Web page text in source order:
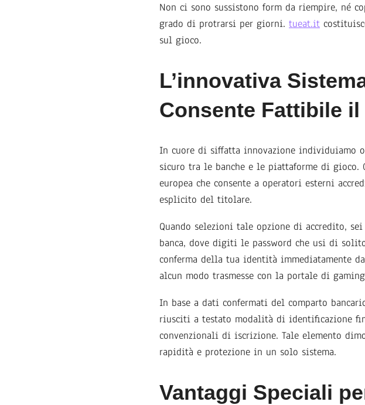
Non ci sono sussistono form da riempire, né
grado di protrarsi per giorni. tueat.it
sul gioco.
L’innovativa
Consente Fattibile il
In cuore di siffatta innovazione individuiamo
sicuro tra le banche e le piattaforme di gioco.
europea che consente a operatori esterni
esplicito del titolare.
Quando selezioni tale opzione di accredito,
banca, dove digiti le password che usi di
conferma della tua identità immediatamente
alcun modo trasmesse con la portale di
In base a dati confermati del comparto
riusciti a testato modalità di identificazione
convenzionali di iscrizione. Tale elemento
rapidità e protezione in un solo sistema.
Vantaggi Speciali